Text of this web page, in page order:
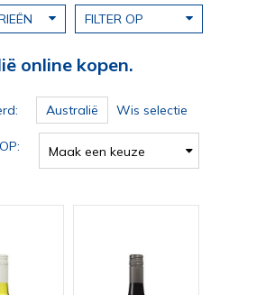
FILTER OP
online kopen.
Australië Wis selectie
Maak een keuze